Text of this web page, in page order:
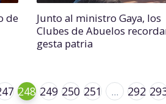
de
Junto al ministro Gaya, los
Clubes de Abuelos
gesta patria
248 249 250 251 ... 292